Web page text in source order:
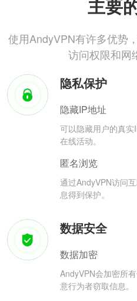
主要
使用AndyVPN有许多优势
访问权限和网
隐私保护
隐藏IP地址
可以隐藏用户的真
在线活动。
匿名浏览
通过AndyVPN访问
息得到保护。
数据安全
数据加密
AndyVPN会加密所
意行为者窃取信息。